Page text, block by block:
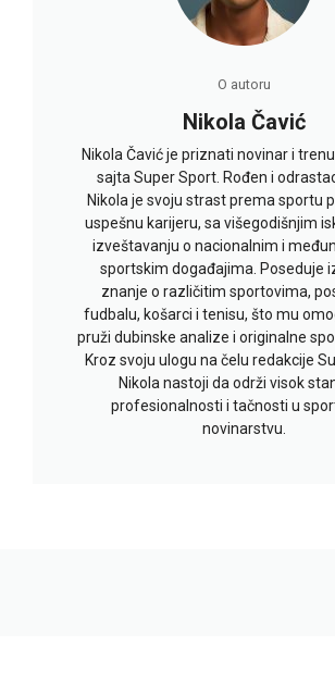
O autoru
Nikola Čavić
Nikola Čavić je priznati novinar i
sajta Super Sport. Rođen i
Nikola je svoju strast prema sportu
uspešnu karijeru, sa višegodišnjim
izveštavanju o nacionalnim i
sportskim događajima. Poseduje
znanje o različitim sportovima,
fudbalu, košarci i tenisu, što mu
pruži dubinske analize i originalne
Kroz svoju ulogu na čelu redakcije
Nikola nastoji da održi visok
profesionalnosti i tačnosti u
novinarstvu.